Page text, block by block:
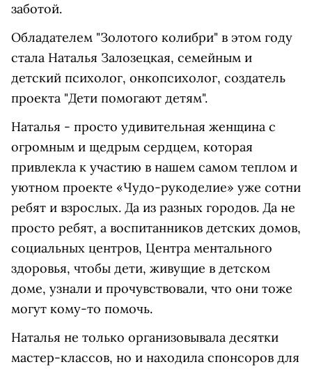
заботой.
Обладателем "Золотого колибри" в этом году
стала Наталья Залозецкая, семейным и
детский психолог, онкопсихолог, создатель
проекта "Дети помогают детям".
Наталья - просто удивительная женщина с
огромным и щедрым сердцем, которая
привлекла к участию в нашем самом теплом и
уютном проекте «Чудо-рукоделие» уже сотни
ребят и взрослых. Да из разных городов. Да не
просто ребят, а воспитанников детских домов,
социальных центров, Центра ментального
здоровья, чтобы дети, живущие в детском
доме, узнали и прочувствовали, что они тоже
могут кому-то помочь.
Наталья не только организовывала десятки
мастер-классов, но и находила спонсоров для